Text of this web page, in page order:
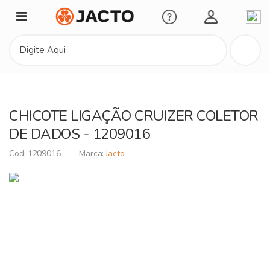
Minha Conta
CHICOTE LIGAÇÃO CRUIZER COLETOR
DE DADOS - 1209016
1209016 Jacto